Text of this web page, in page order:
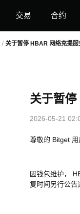
交易 合约
/ 关于暂停 HBAR 网络充提服
关于暂
2026-05-21
尊敬的 Bitget 用
因钱包维护，
复时间另行公告